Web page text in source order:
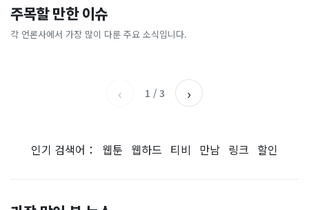
주목할 만한 이슈
각 언론사에서 가장 많이 다룬 주요 소식입니다.
홈플러스, 2000억원으로 '시
간'을 샀다
비즈워치
왜?매일경제
[날씨] 오늘 밤 또 내린다...내
륙 중심 최대 150mm
졌다...국산 53개 중소기업이
‹ 1 / 3 ›
인기 검색어： 웹툰 웹하드 티비 만남 링크 할인